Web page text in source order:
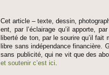
Cet article – texte, dessin,
ent, par l’éclairage qu’il appo­rte,
liberté de ton, par le so­urire qu’il
libre sans indépendance financière.
sans publi­cité, qui ne vit que des
et so­utenir c’est ici